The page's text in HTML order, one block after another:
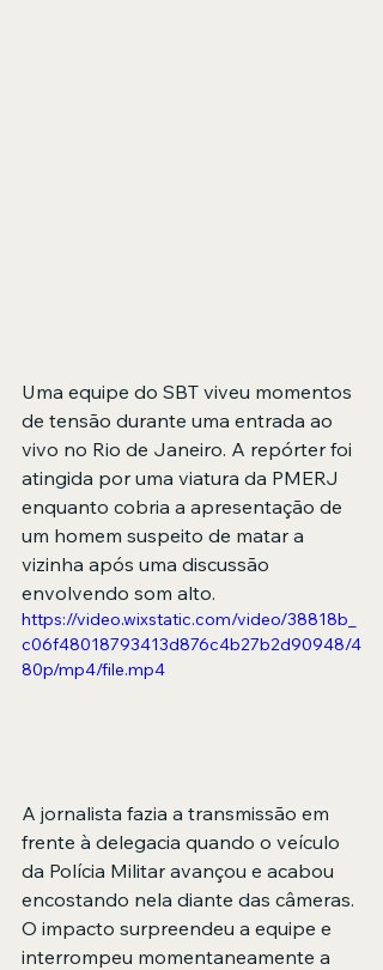
Uma equipe do SBT viveu momentos
de tensão durante uma entrada ao
vivo no Rio de Janeiro. A repórter foi
atingida por uma viatura da PMERJ
enquanto cobria a apresentação de
um homem suspeito de matar a
vizinha após uma discussão
envolvendo som alto.
https://video.wixstatic.com/video/38818b_
c06f48018793413d876c4b27b2d90948/4
80p/mp4/file.mp4
A jornalista fazia a transmissão em
frente à delegacia quando o veículo
da Polícia Militar avançou e acabou
encostando nela diante das câmeras.
O impacto surpreendeu a equipe e
interrompeu momentaneamente a